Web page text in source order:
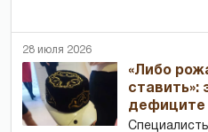
28 июля 2026
«Либо
ставить»:
дефиците